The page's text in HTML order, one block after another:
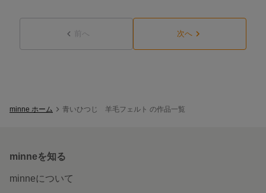
前へ 次へ
minne ホーム 青いひつじ 羊毛フェルト の作品一覧
minneを知る
minneについて